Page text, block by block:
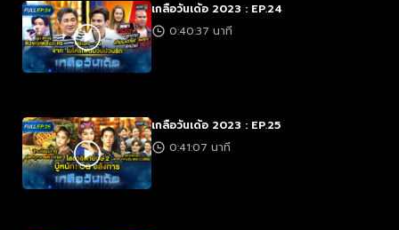
เกลือวันเด้อ 2023 : EP.24
0:40:37 นาที
เกลือวันเด้อ 2023 : EP.25
0:41:07 นาที